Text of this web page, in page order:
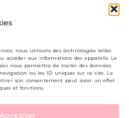
nous utilisons des technologies telles
accéder aux informations des appareils. Le
nous permettra de traiter des données
ou les ID uniques sur ce site. Le
son consentement peut avoir un effet
et fonctions.
Accepter